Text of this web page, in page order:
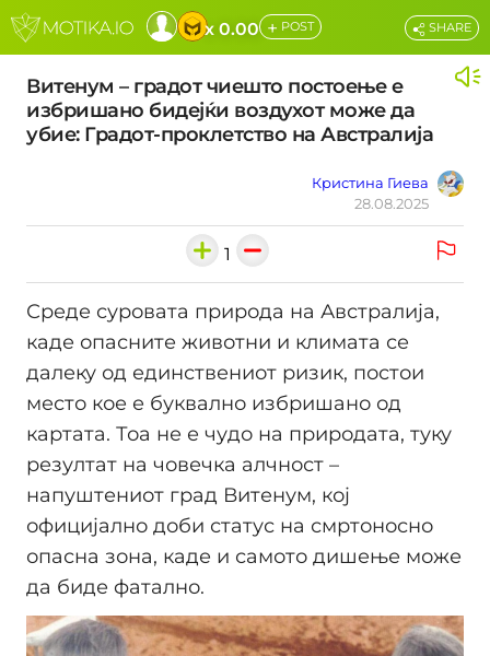
x 0.00 + POST
Витенум – градот чиешто постоење е
избришано бидејќи воздухот може да
убие: Градот-проклетство на Австралија
Кристина Гиева
28.08.2025
SHARE
1
Среде суровата природа на Австралија,
каде опасните животни и климата се
далеку од единствениот ризик, постои
место кое е буквално избришано од
картата. Тоа не е чудо на природата, туку
резултат на човечка алчност –
напуштениот град Витенум, кој
официјално доби статус на смртоносно
опасна зона, каде и самото дишење може
да биде фатално.